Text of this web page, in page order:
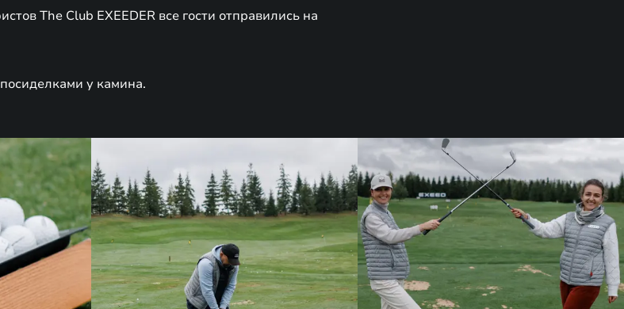
The Club EXEEDER все гости отправились на
у камина.